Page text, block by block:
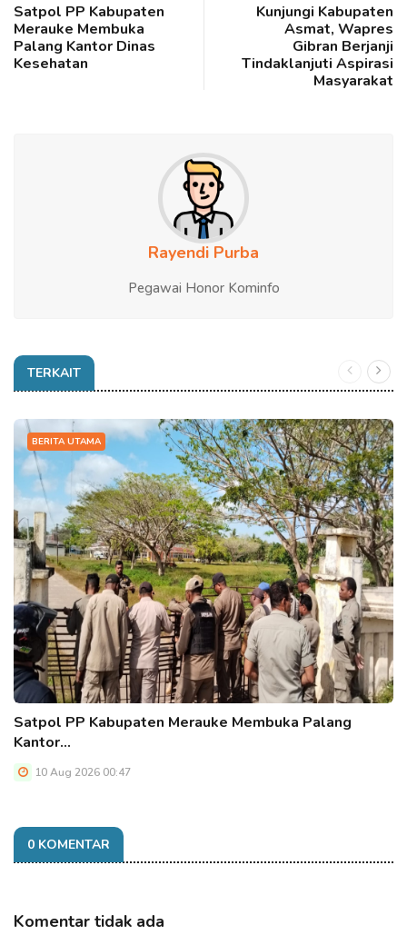
Satpol PP Kabupaten
Merauke Membuka
Palang Kantor Dinas
Kesehatan
Kunjungi Kabupaten
Asmat, Wapres
Gibran Berjanji
Tindaklanjuti Aspirasi
Masyarakat
Rayendi Purba
Pegawai Honor Kominfo
TERKAIT
BERITA UTAMA
Satpol PP Kabupaten Merauke Membuka Palang
Kantor…
10 Aug 2026 00:47
0 KOMENTAR
Komentar tidak ada